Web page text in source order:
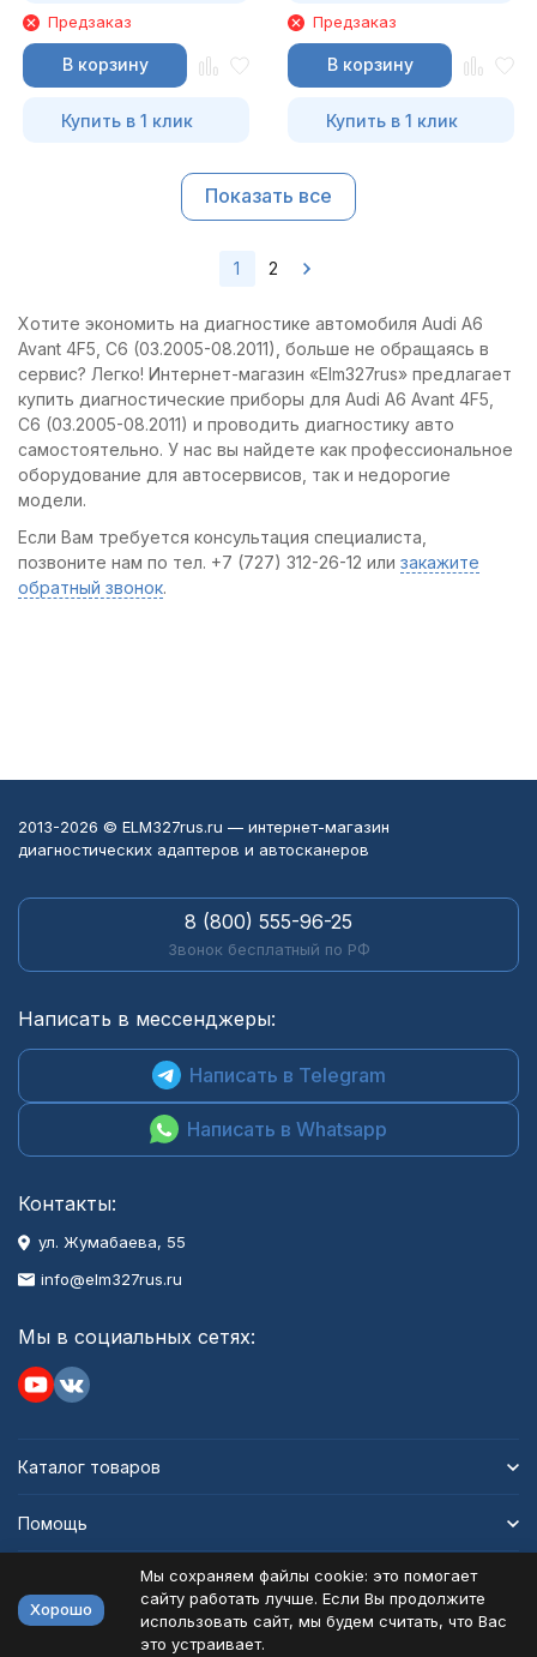
Предзаказ
В корзину
Купить в 1 клик
Предзаказ
В корзину
Купить в 1 клик
Показать все
1 2
Хотите экономить на диагностике автомобиля Audi A6
Avant 4F5, C6 (03.2005-08.2011), больше не обращаясь в
сервис? Легко! Интернет-магазин «Elm327rus» предлагает
купить диагностические приборы для Audi A6 Avant 4F5,
C6 (03.2005-08.2011) и проводить диагностику авто
самостоятельно. У нас вы найдете как профессиональное
оборудование для автосервисов, так и недорогие
модели.
Если Вам требуется консультация специалиста,
позвоните нам по тел. +7 (727) 312-26-12 или закажите
обратный звонок.
2013-2026 © ELM327rus.ru — интернет-магазин
диагностических адаптеров и автосканеров
8 (800) 555-96-25
Звонок бесплатный по РФ
Написать в мессенджеры:
Написать в Telegram
Написать в Whatsapp
Контакты:
ул. Жумабаева, 55
info@elm327rus.ru
Мы в социальных сетях:
Каталог товаров
Помощь
Политика персональных данных
Хорошо
Мы сохраняем файлы cookie: это помогает
сайту работать лучше. Если Вы продолжите
использовать сайт, мы будем считать, что Вас
это устраивает.